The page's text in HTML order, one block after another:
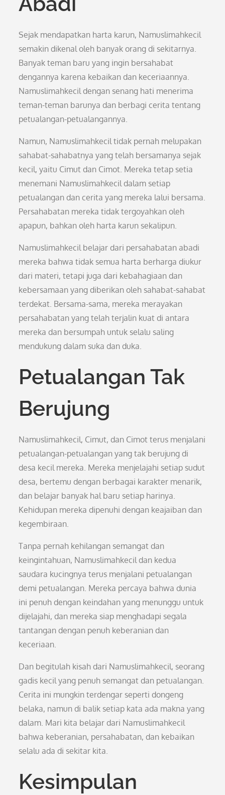
Sejak mendapatkan harta karun, Namuslimahkecil
semakin dikenal oleh banyak orang di sekitarnya.
Banyak teman baru yang ingin bersahabat
dengannya karena kebaikan dan keceriaannya.
Namuslimahkecil dengan senang hati menerima
teman-teman barunya dan berbagi cerita tentang
petualangan-petualangannya.
Namun, Namuslimahkecil tidak pernah melupakan
sahabat-sahabatnya yang telah bersamanya sejak
kecil, yaitu Cimut dan Cimot. Mereka tetap setia
menemani Namuslimahkecil dalam setiap
petualangan dan cerita yang mereka lalui bersama.
Persahabatan mereka tidak tergoyahkan oleh
apapun, bahkan oleh harta karun sekalipun.
Namuslimahkecil belajar dari persahabatan abadi
mereka bahwa tidak semua harta berharga diukur
dari materi, tetapi juga dari kebahagiaan dan
kebersamaan yang diberikan oleh sahabat-sahabat
terdekat. Bersama-sama, mereka merayakan
persahabatan yang telah terjalin kuat di antara
mereka dan bersumpah untuk selalu saling
mendukung dalam suka dan duka.
Petualangan Tak
Berujung
Namuslimahkecil, Cimut, dan Cimot terus menjalani
petualangan-petualangan yang tak berujung di
desa kecil mereka. Mereka menjelajahi setiap sudut
desa, bertemu dengan berbagai karakter menarik,
dan belajar banyak hal baru setiap harinya.
Kehidupan mereka dipenuhi dengan keajaiban dan
kegembiraan.
Tanpa pernah kehilangan semangat dan
keingintahuan, Namuslimahkecil dan kedua
saudara kucingnya terus menjalani petualangan
demi petualangan. Mereka percaya bahwa dunia
ini penuh dengan keindahan yang menunggu untuk
dijelajahi, dan mereka siap menghadapi segala
tantangan dengan penuh keberanian dan
keceriaan.
Dan begitulah kisah dari Namuslimahkecil, seorang
gadis kecil yang penuh semangat dan petualangan.
Cerita ini mungkin terdengar seperti dongeng
belaka, namun di balik setiap kata ada makna yang
dalam. Mari kita belajar dari Namuslimahkecil
bahwa keberanian, persahabatan, dan kebaikan
selalu ada di sekitar kita.
Kesimpulan